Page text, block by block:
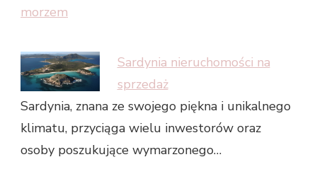
morzem
Sardynia nieruchomości na
sprzedaż
Sardynia, znana ze swojego piękna i unikalnego
klimatu, przyciąga wielu inwestorów oraz
osoby poszukujące wymarzonego…